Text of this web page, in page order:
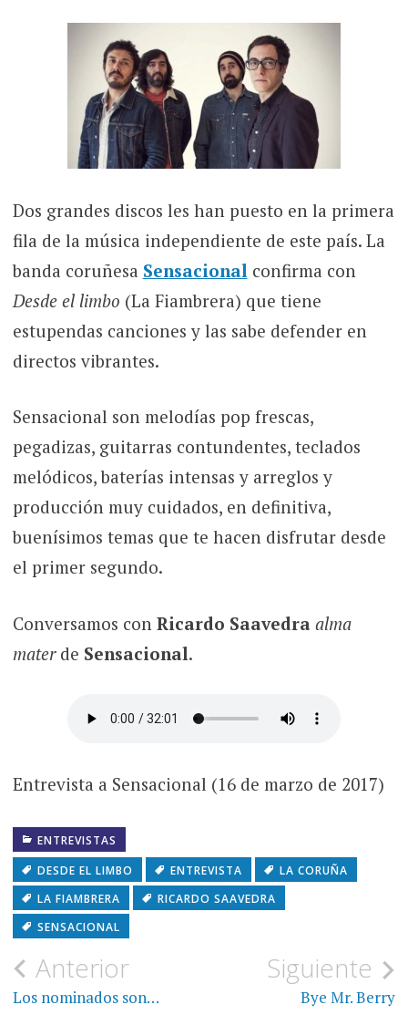
Dos grandes discos les han puesto en la primera
fila de la música independiente de este país. La
banda coruñesa Sensacional confirma con
Desde el limbo (La Fiambrera) que tiene
estupendas canciones y las sabe defender en
directos vibrantes.
Sensacional son melodías pop frescas,
pegadizas, guitarras contundentes, teclados
melódicos, baterías intensas y arreglos y
producción muy cuidados, en definitiva,
buenísimos temas que te hacen disfrutar desde
el primer segundo.
Conversamos con Ricardo Saavedra alma
materde Sensacional.
Entrevista a Sensacional (16 de marzo de 2017)
ENTREVISTAS
DESDE EL LIMBO
ENTREVISTA
LA CORUÑA
LA FIAMBRERA
RICARDO SAAVEDRA
SENSACIONAL
Navegación
de
Anterior
Los nominados son…
Siguiente
Bye Mr. Berry